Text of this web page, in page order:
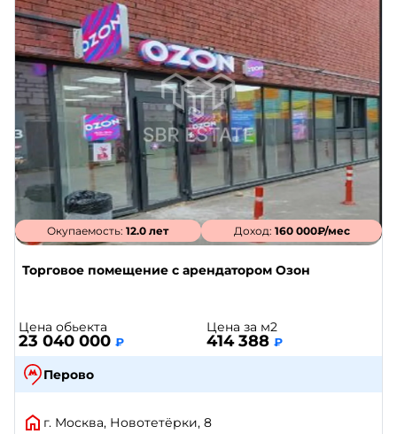
Окупаемость:12.0 лет Доход: 160 000₽/мес
Торговое помещение с арендатором Озон
Цена обьекта
23 040 000 ₽
Цена за м2
414 388 ₽
Перово
г. Москва, Новотетёрки, 8